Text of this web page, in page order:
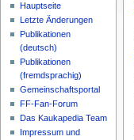
Hauptseite
Letzte Änderungen
Publikationen
(deutsch)
Publikationen
(fremdsprachig)
Gemeinschaftsportal
FF-Fan-Forum
Das Kaukapedia Team
Impressum und